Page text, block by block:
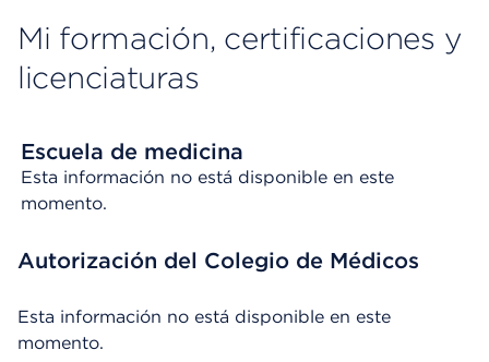
Mi formación, certificaciones y
licenciaturas
Escuela de medicina
Esta información no está disponible en este
momento.
Autorización del Colegio de Médicos
Esta información no está disponible en este
momento.